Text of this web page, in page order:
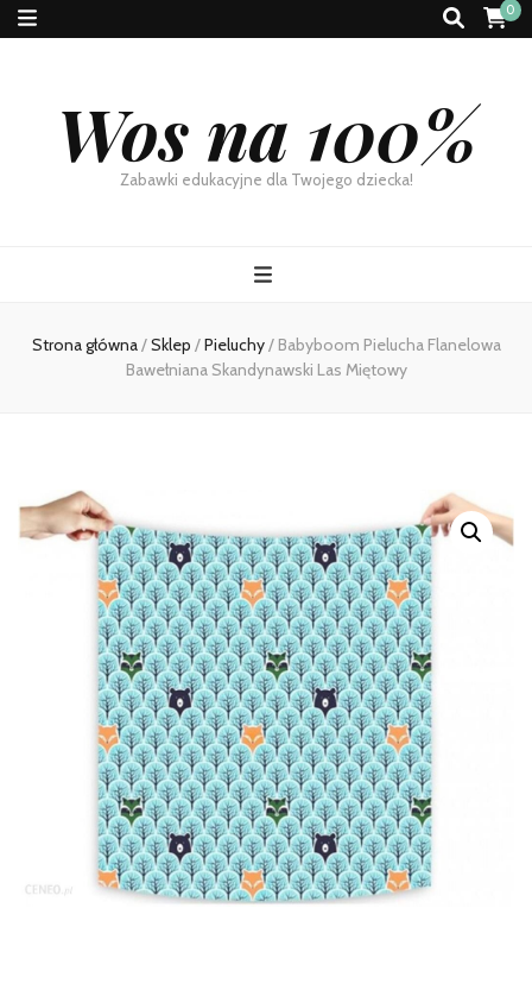
0
Wos na 100%
Zabawki edukacyjne dla Twojego dziecka!
Strona główna/Sklep /Pieluchy/ Babyboom Pielucha Flanelowa
Bawełniana Skandynawski Las Miętowy